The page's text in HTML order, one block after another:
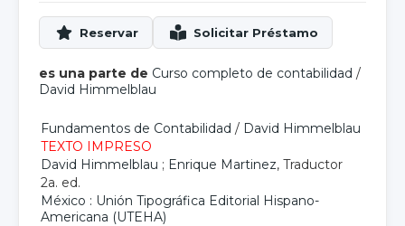
es una parte de Curso completo de contabilidad /
David Himmelblau
Fundamentos de Contabilidad / David Himmelblau
TEXTO IMPRESO
David Himmelblau ; Enrique Martinez, Traductor
2a. ed.
México : Unión Tipográfica Editorial Hispano-
Americana (UTEHA)